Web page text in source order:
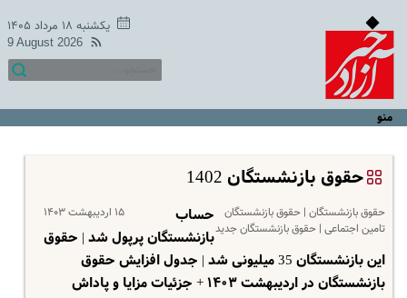
یکشنبه ۱۸ مرداد ۱۴۰۵
9 August 2026
منو
حقوق بازنشستگان 1402
حقوق بازنشستگان | حقوق بازنشستگان
تامین اجتماعی | حقوق بازنشستگان جدید
۱۵ اردیبهشت ۱۴۰۳
حساب
بازنشستگان پرپول شد | حقوق
این بازنشستگان 35 میلیونی شد | جدول افزایش حقوق
بازنشستگان در اردیبهشت ۱۴۰۳ + جزئیات مزایا و پاداش